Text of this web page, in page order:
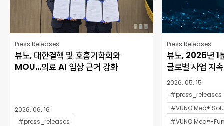
Press Releases
뷰노, 대한결핵 및 호흡기학회와
MOU…의료 AI 임상 근거 강화
2026. 06. 16
#press_releases
Press Releases
뷰노, 2026년 1
글로벌 사업 지
2026. 05. 15
#press_releases
#VUNO Med®
#VUNO Med®-